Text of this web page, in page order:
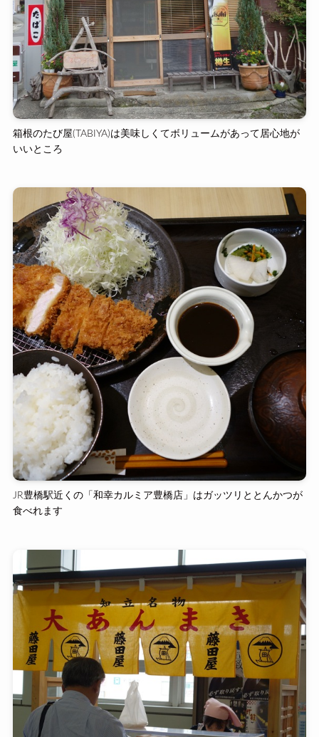
箱根のたび屋(TABIYA)は美味しくてボリュームがあって居心地が
いいところ
JR豊橋駅近くの「和幸カルミア豊橋店」はガッツリととんかつが
食べれます